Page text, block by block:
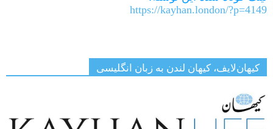
https://kayhan.london/?p=4149
کیهان‌لایف، کیهان لندن به زبان انگلیسی